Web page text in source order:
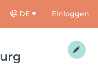
DE Einloggen